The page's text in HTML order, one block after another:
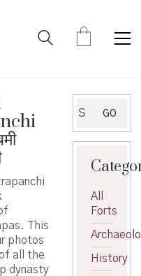
This
photos
all the
dynasty
for:
GO
All
Forts
History